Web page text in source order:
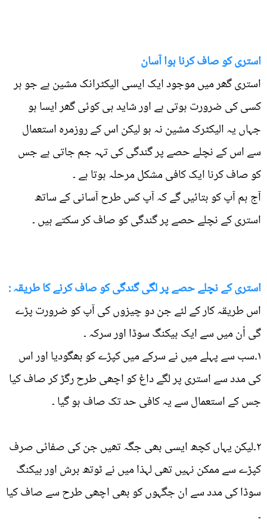
استری کو صاف کرنا ہوا آسان
استری گھر میں موجود ایک ایسی الیکٹرانک مشین ہے جو ہر
کسی کی ضرورت ہوتی ہے اور شاید ہی کوئی گھر ایسا ہو
جہاں یہ الیکٹرک مشین نہ ہو لیکن اس کے روزمرہ استعمال
سے اس کے نچلے حصے پر گندگی کی تہہ جم جاتی ہے جس
کو صاف کرنا ایک کافی مشکل مرحلہ ہوتا ہے ۔
آج ہم آپ کو بتائیں گے کہ آپ کس طرح آسانی کے ساتھ
استری کے نچلے حصے پر گندگی کو صاف کر سکتے ہیں ۔
استری کے نچلے حصے پر لگی گندگی کو صاف کرنے کا طریقہ :
اس طریقہ کار کے لئے جن دو چیزوں کی آپ کو ضرورت پڑے
گی اُن میں سے ایک بیکنگ سوڈا اور سرکہ ۔
۱۔سب سے پہلے میں نے سرکے میں کپڑے کو بھگودیا اور اس
کی مدد سے استری پر لگے داغ کو اچھی طرح رگڑ کر صاف کیا
جس کے استعمال سے یہ کافی حد تک صاف ہو گیا ۔
۲۔لیکن یہاں کچھ ایسی بھی جگہ تھیں جن کی صفائی صرف
کپڑے سے ممکن نہیں تھی لہذا میں نے ٹوتھ برش اور بیکنگ
سوڈا کی مدد سے ان جگہوں کو بھی اچھی طرح سے صاف کیا
۔